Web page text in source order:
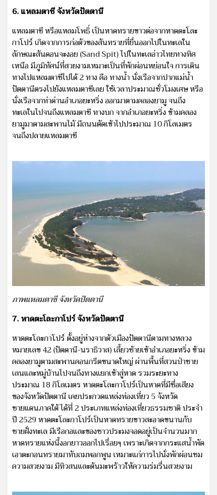
6. แหลมตาชี จังหวัดปัตตานี
แหลมตาซี หรือแหลมโพธิ์ เป็นหาดทรายขาวต่อจากหาดตะโละ
กาโปร์ เกิดจากการก่อตัวของสันทรายที่ยื่นออกไปในทะเลใน
ลักษณะสันดอนจะงอย (Sand Spit) ไปในทะเลอ่าวไทยทางทิศ
เหนือ มีภูมิทัศน์ที่สวยงามเหมาะเป็นที่พักผ่อนหย่อนใจ การเดิน
ทางไปแหลมตาชีไปได้ 2 ทาง คือ ทางน้ำ นั่งเรือจากปากแม่น้ำ
ปัตตานีตรงไปยังแหลมตาชีเลย ใช้เวลาประมาณชั่วโมงเศษ หรือ
นั่งเรือจากท่าด่านอำเภอยะหริ่ง ออกมาตามคลองยามู จนถึง
ทะเลในไปจนถึงแหลมตาชี ทางบก จากอำเภอยะหริ่ง ข้ามคลอง
ยามูมาตามสะพานไม้ มีถนนตัดเข้าไปประมาณ 10 กิโลเมตร
จนถึงปลายแหลมตาชี
ภาพแหลมตาชี จังหวัดปัตตานี
7. หาดตะโละกาโปร์ จังหวัดปัตตานี
หาดตะโละกาโปร์ ตั้งอยู่ห่างจากตัวเมืองปัตตานีตามทางหลวง
หมายเลข 42 (ปัตตานี-นราธิวาส) เลี้ยวซ้ายเข้าอำเภอยะหริ่ง ข้าม
คลองยามูตามสะพานคอนกรีตขนาดใหญ่ ผ่านพื้นที่สวนป่าชาย
เลนและหมู่บ้านไปจนถึงทางแยกเข้าสู่หาด รวมระยะทาง
ประมาณ 18 กิโลเมตร หาดตะโละกาโปร์เป็นหาดที่มีชื่อเสียง
ของจังหวัดปัตตานี เคยประกวดแหล่งท่องเที่ยว 5 จังหวัด
ชายแดนภาคใต้ ได้ที่ 2 ประเภทแหล่งท่องเที่ยวธรรมชาติ ประจำ
ปี 2529 หาดตะโละกาโปร์เป็นหาดทรายขาวสะอาดขนานกับ
ชายฝั่งทะเล มีเรือกอและของชาวประมงจอดอยู่เป็นจำนวนมาก
หาดทรายแห่งนี้งอกยาวออกไปเรื่อยๆ เพราะเกิดจากกระแสน้ำพัด
เอาตะกอนทรายมาทับถมพอกพูน เหมาะแก่การไปนั่งพักผ่อนชม
ความสวยงาม มีทิวสนและต้นมะพร้าวให้ความร่มรื่นสวยงาม